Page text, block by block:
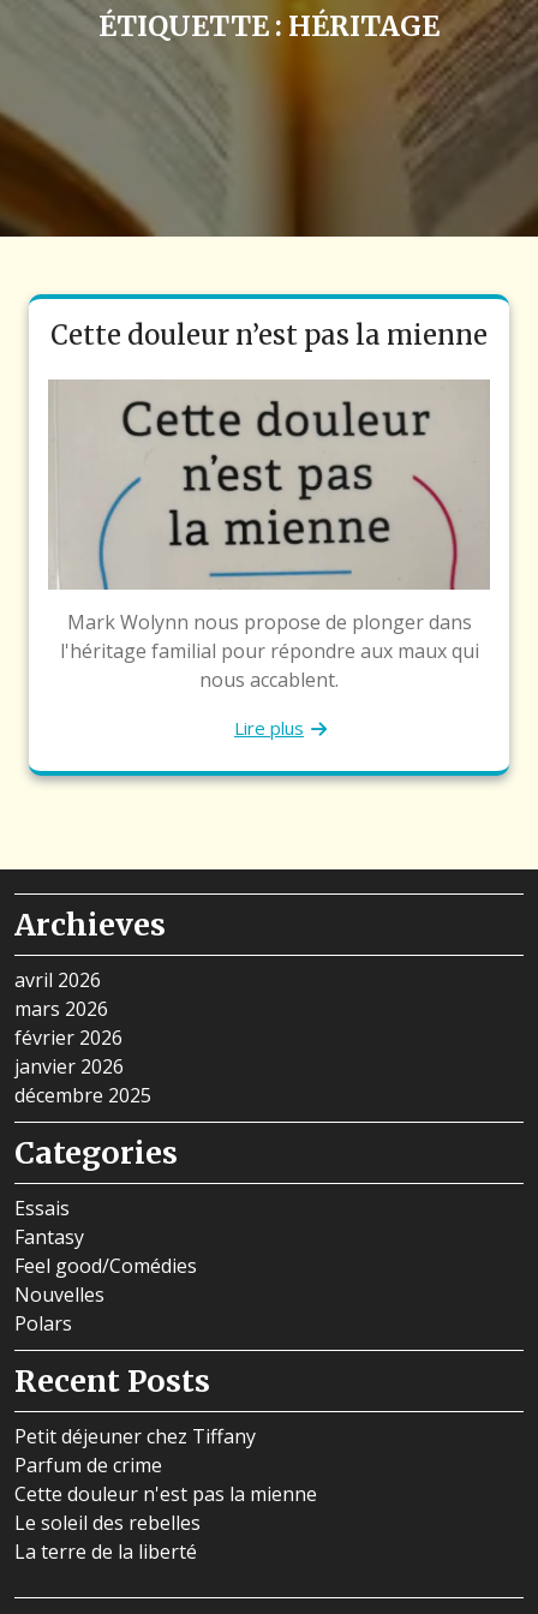
ÉTIQUETTE : HÉRITAGE
Cette douleur n’est pas la mienne
Mark Wolynn nous propose de plonger dans
l'héritage familial pour répondre aux maux qui
nous accablent.
Lire plus
Archieves
avril 2026
mars 2026
février 2026
janvier 2026
décembre 2025
Categories
Essais
Fantasy
Feel good/Comédies
Nouvelles
Polars
Recent Posts
Petit déjeuner chez Tiffany
Parfum de crime
Cette douleur n'est pas la mienne
Le soleil des rebelles
La terre de la liberté